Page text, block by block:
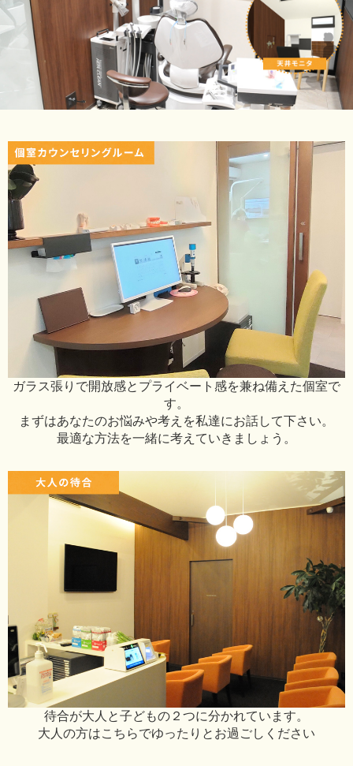
ガラス張りで開放感とプライベート感を兼ね備えた個室で
す。
まずはあなたのお悩みや考えを私達にお話して下さい。
最適な方法を一緒に考えていきましょう。
待合が大人と子どもの２つに分かれています。
大人の方はこちらでゆったりとお過ごしください